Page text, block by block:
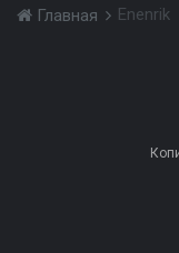
Главная Enenrik